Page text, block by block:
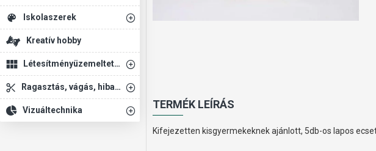
Iskolaszerek
Kreatív hobby
Létesítményüzemeltetés
Ragasztás, vágás, hibajavítás
Vizuáltechnika TERMÉK LEÍRÁS
Kifejezetten kisgyermekeknek ajánlott, 5db-os lapos